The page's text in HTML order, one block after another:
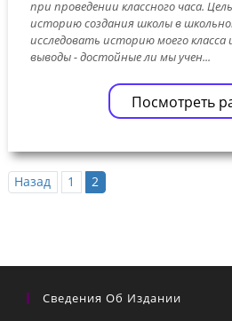
при проведении классного часа.
историю создания школы в
исследовать историю моего класса
выводы - достойные ли мы учен...
Посмотреть
Назад 1 2
Сведения Об Издании